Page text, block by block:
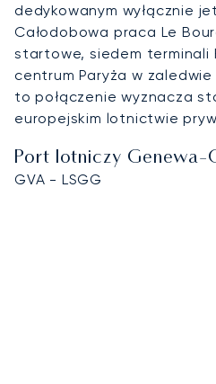
dedykowanym wyłącznie
Całodobowa praca Le
startowe, siedem terminali
centrum Paryża w
to połączenie wyznacza
europejskim lotnictwie
Port lotniczy Genewa-
GVA - LSGG